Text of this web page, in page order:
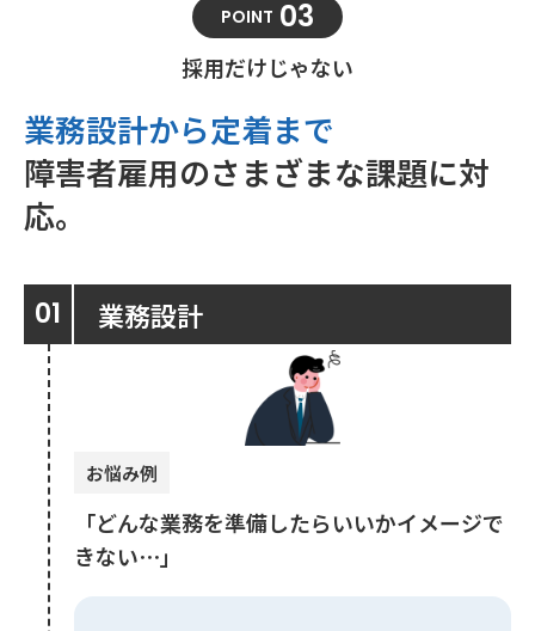
POINT 03
採用だけじゃない
業務設計から定着まで
障害者雇用のさまざまな課題に対
応。
業務設計
お悩み例
「どんな業務を準備したらいいかイメージで
きない⋯」